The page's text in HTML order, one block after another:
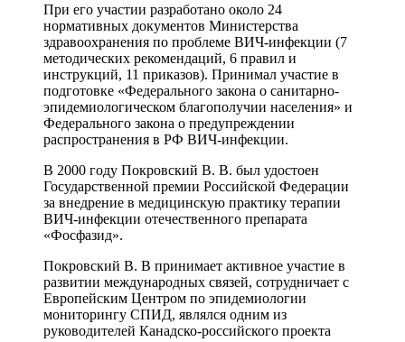
При его участии разработано около 24
нормативных документов Министерства
здравоохранения по проблеме ВИЧ-инфекции (7
методических рекомендаций, 6 правил и
инструкций, 11 приказов). Принимал участие в
подготовке «Федерального закона о санитарно-
эпидемиологическом благополучии населения» и
Федерального закона о предупреждении
распространения в РФ ВИЧ-инфекции.
В 2000 году Покровский В. В. был удостоен
Государственной премии Российской Федерации
за внедрение в медицинскую практику терапии
ВИЧ-инфекции отечественного препарата
«Фосфазид».
Покровский В. В принимает активное участие в
развитии международных связей, сотрудничает с
Европейским Центром по эпидемиологии
мониторингу СПИД, являлся одним из
руководителей Канадско-российского проекта